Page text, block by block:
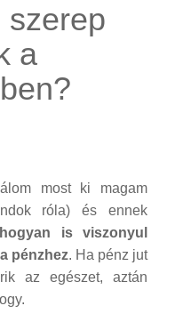
szerep
a
most ki magam
róla) és ennek
hogyan is viszonyul
pénzhez. Ha pénz jut
az egészet, aztán